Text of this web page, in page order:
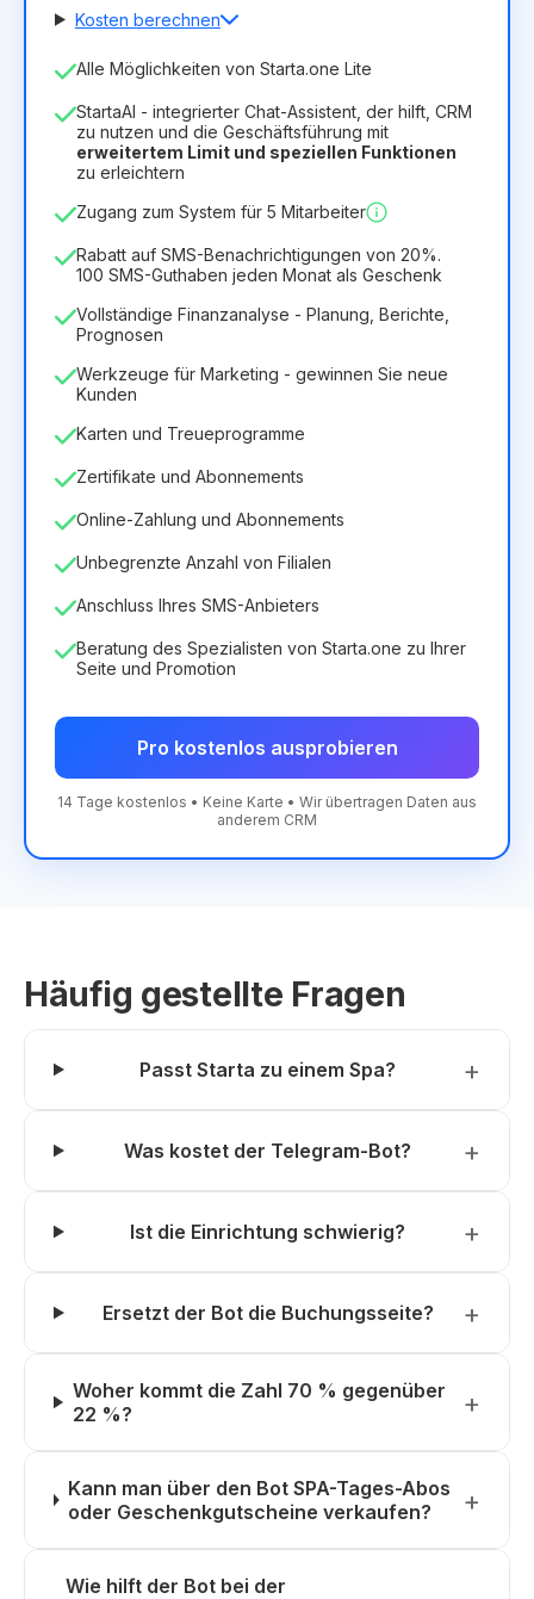
Kosten berechnen
Anzahl der Mitarbeiter
Dauer der Lizenz
12 Months(Rabatt -25%) Vorteilhaft
8.99€ 6.29€ /Monat
Alle Möglichkeiten von Starta.one Lite
StartaAI - integrierter Chat-Assistent, der hilft, CRM
zu nutzen und die Geschäftsführung mit
erweitertem Limit und speziellen Funktionen
zu erleichtern
Zugang zum System für 5 Mitarbeiter
Rabatt auf SMS-Benachrichtigungen von 20%.
100 SMS-Guthaben jeden Monat als Geschenk
Vollständige Finanzanalyse - Planung, Berichte,
Prognosen
Werkzeuge für Marketing - gewinnen Sie neue
Kunden
Karten und Treueprogramme
Zertifikate und Abonnements
Online-Zahlung und Abonnements
Unbegrenzte Anzahl von Filialen
Anschluss Ihres SMS-Anbieters
Beratung des Spezialisten von Starta.one zu Ihrer
Seite und Promotion
Pro kostenlos ausprobieren
14 Tage kostenlos • Keine Karte • Wir übertragen Daten aus
anderem CRM
Häufig gestellte Fragen
Passt Starta zu einem Spa?
Was kostet der Telegram-Bot?
Ist die Einrichtung schwierig?
Ersetzt der Bot die Buchungsseite?
Woher kommt die Zahl 70 % gegenüber
22 %?
Kann man über den Bot SPA-Tages-Abos
oder Geschenkgutscheine verkaufen?
Wie hilft der Bot bei der